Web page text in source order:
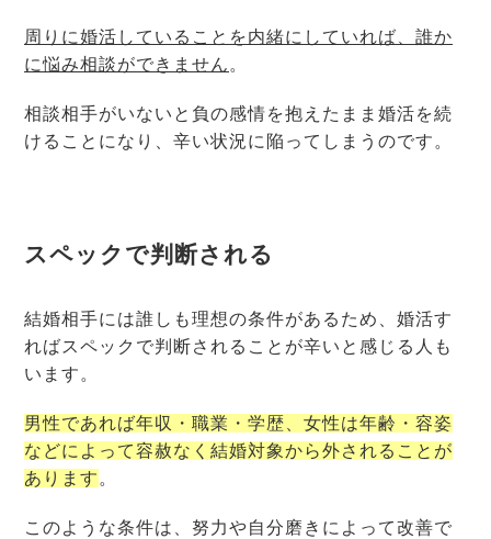
周りに婚活していることを内緒にしていれば、誰か
に悩み相談ができません 。
相談相手がいないと負の感情を抱えたまま婚活を続
けることになり、辛い状況に陥ってしまうのです。
スペックで判断される
結婚相手には誰しも理想の条件があるため、婚活す
ればスペックで判断されることが辛いと感じる人も
います。
男性であれば年収・職業・学歴、女性は年齢・容姿
などによって容赦なく結婚対象から外されることが
あります 。
このような条件は、努力や自分磨きによって改善で